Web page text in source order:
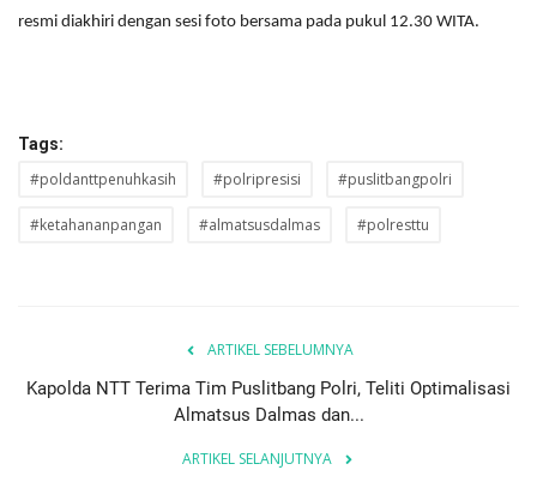
resmi diakhiri dengan sesi foto bersama pada pukul 12.30 WITA.
Tags:
#poldanttpenuhkasih #polripresisi #puslitbangpolri
#ketahananpangan #almatsusdalmas #polresttu
ARTIKEL SEBELUMNYA
Kapolda NTT Terima Tim Puslitbang Polri, Teliti Optimalisasi
Almatsus Dalmas dan...
ARTIKEL SELANJUTNYA